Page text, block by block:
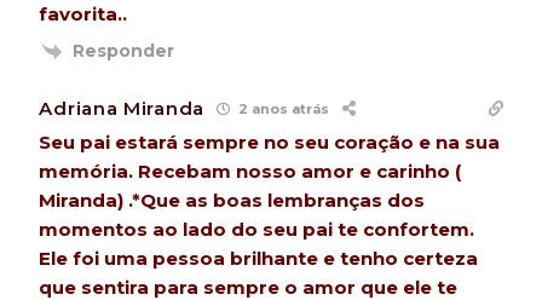
favorita..
Responder
Adriana Miranda 2 anos atrás
Seu pai estará sempre no seu coração e na sua
memória. Recebam nosso amor e carinho (
Miranda) .*Que as boas lembranças dos
momentos ao lado do seu pai te confortem.
Ele foi uma pessoa brilhante e tenho certeza
que sentira para sempre o amor que ele te